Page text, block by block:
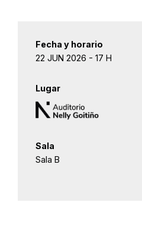
Fecha y horario
22 JUN 2026 - 17 H
Lugar
Sala
Sala B